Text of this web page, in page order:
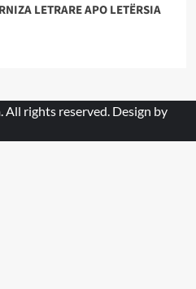
LETRARE APO LETËRSIA
. All rights reserved. Design by